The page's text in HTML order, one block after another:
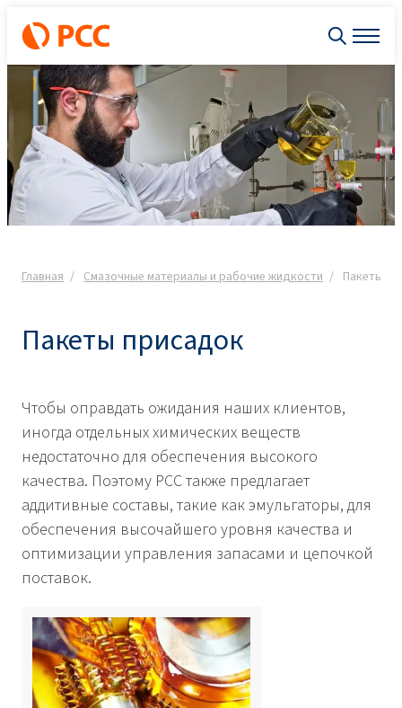
Главная Смазочные материалы и рабочие жидкости Пакеты
Пакеты присадок
Чтобы оправдать ожидания наших клиентов,
иногда отдельных химических веществ
недостаточно для обеспечения высокого
качества. Поэтому PCC также предлагает
аддитивные составы, такие как эмульгаторы, для
обеспечения высочайшего уровня качества и
оптимизации управления запасами и цепочкой
поставок.